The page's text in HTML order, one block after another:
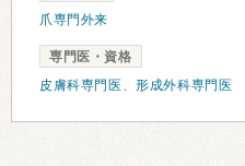
爪専門外来
専門医・資格
皮膚科専門医 、形成外科専門医